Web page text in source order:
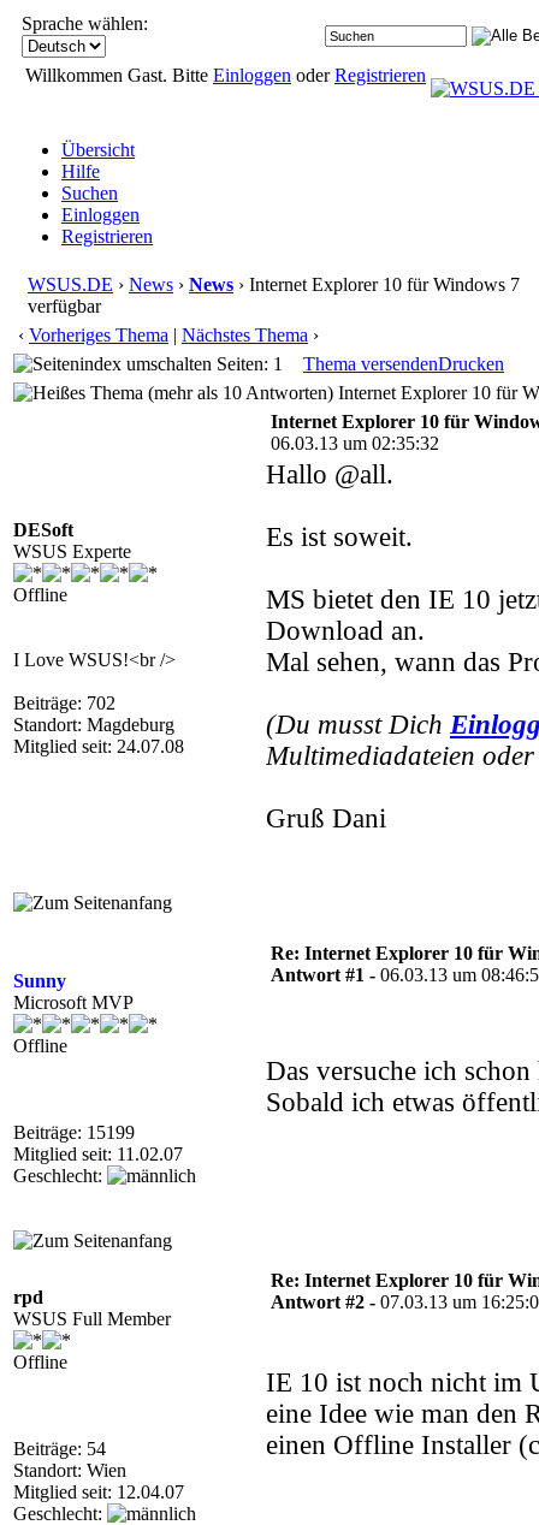
Sprache wählen:
Willkommen Gast. Bitte Einloggen oderRegistrieren
Übersicht
Hilfe
Suchen
Einloggen
Registrieren
WSUS.DE › News › News › Internet Explorer 10 für Windows 7
verfügbar
‹ Vorheriges Thema | Nächstes Thema ›
Seiten: 1
Thema versendenDrucken
Internet Explorer 10 für
DESoft
WSUS Experte
Offline
I Love WSUS!<br />
Beiträge: 702
Standort: Magdeburg
Mitglied seit: 24.07.08
Internet Explorer 10 für
06.03.13 um 02:35:32
Hallo @all.
Es ist soweit.
MS bietet den IE 10
Download an.
Mal sehen, wann das
(Du musst Dich
Multimediadateien
Gruß Dani
Sunny
Microsoft MVP
Offline
Beiträge: 15199
Mitglied seit: 11.02.07
Geschlecht:
Re: Internet Explorer 10 für
Antwort #1 - 06.03.13 um
Das versuche ich
Sobald ich etwas
rpd
WSUS Full Member
Offline
Beiträge: 54
Standort: Wien
Mitglied seit: 12.04.07
Geschlecht:
Re: Internet Explorer 10 für
Antwort #2 - 07.03.13 um
IE 10 ist noch nicht im
eine Idee wie man den
einen Offline Installer